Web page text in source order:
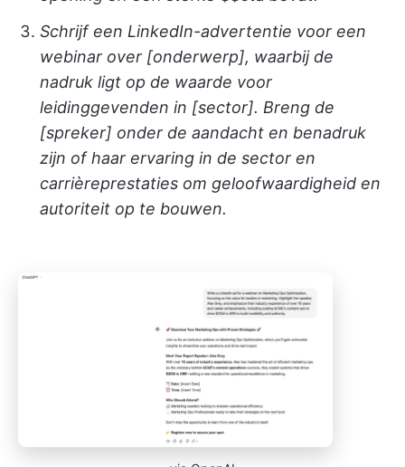
Schrijf een LinkedIn-advertentie voor een
webinar over [onderwerp], waarbij de
nadruk ligt op de waarde voor
leidinggevenden in [sector]. Breng de
[spreker] onder de aandacht en benadruk
zijn of haar ervaring in de sector en
carrièreprestaties om geloofwaardigheid en
autoriteit op te bouwen.